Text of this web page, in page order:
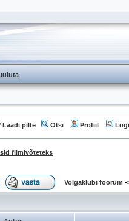
Laadi pilte Otsi Profiil
filmivõteteks
Volgaklubi foorum -